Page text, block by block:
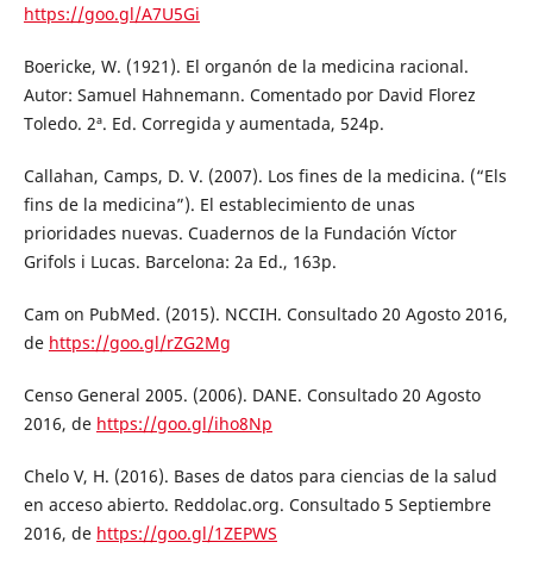
https://goo.gl/A7U5Gi
Boericke, W. (1921). El organón de la medicina racional.
Autor: Samuel Hahnemann. Comentado por David Florez
Toledo. 2ª. Ed. Corregida y aumentada, 524p.
Callahan, Camps, D. V. (2007). Los fines de la medicina. (“Els
fins de la medicina”). El establecimiento de unas
prioridades nuevas. Cuadernos de la Fundación Víctor
Grifols i Lucas. Barcelona: 2a Ed., 163p.
Cam on PubMed. (2015). NCCIH. Consultado 20 Agosto 2016,
de https://goo.gl/rZG2Mg
Censo General 2005. (2006). DANE. Consultado 20 Agosto
2016, de https://goo.gl/iho8Np
Chelo V, H. (2016). Bases de datos para ciencias de la salud
en acceso abierto. Reddolac.org. Consultado 5 Septiembre
2016, de https://goo.gl/1ZEPWS